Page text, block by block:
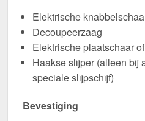
Elektrische
Decoupeerzaag
Elektrische plaatschaar
Haakse slijper (alleen bij
speciale slijpschijf)
Bevestiging